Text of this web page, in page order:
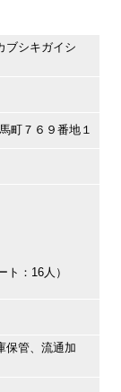
シキガイシ
町７６９番地１
ト：16人）
保管、流通加